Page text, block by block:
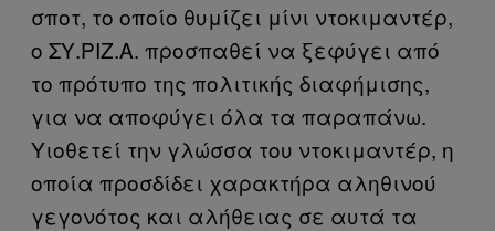
σποτ, το οποίο θυμίζει μίνι ντοκιμαντέρ,
ο ΣΥ.ΡΙΖ.Α. προσπαθεί να ξεφύγει από
το πρότυπο της πολιτικής διαφήμισης,
για να αποφύγει όλα τα παραπάνω.
Υιοθετεί την γλώσσα του ντοκιμαντέρ, η
οποία προσδίδει χαρακτήρα αληθινού
γεγονότος και αλήθειας σε αυτά τα